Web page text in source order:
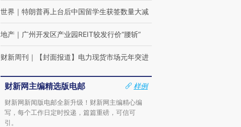
世界 ｜ 特朗普再上台后中国留学生获签数量大减
地产 ｜ 广州开发区产业园REIT较发行价“腰斩”
财新周刊 ｜ 【封面报道】电力现货市场元年突进
财新网主编精选版电邮
样例
财新网新闻版电邮全新升级！财新网主编精心编
写，每个工作日定时投递，篇篇重磅，可信可
引。